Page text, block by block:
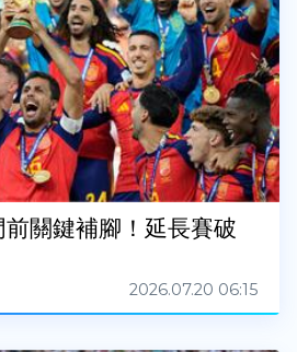
關鍵補腳！延長賽破
2026.07.20 06:15